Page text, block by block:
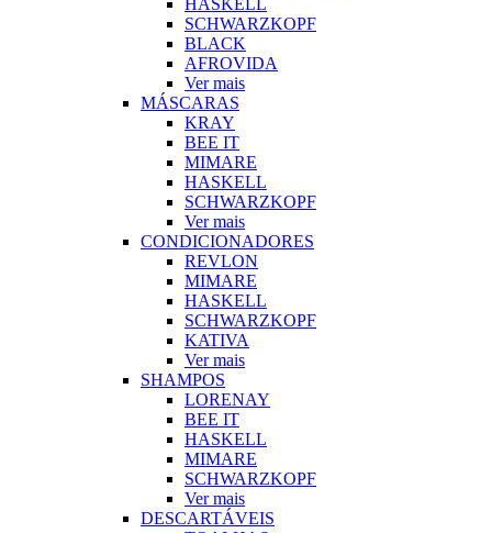
SCHWARZKOPF
BLACK
AFROVIDA
Ver mais
MÁSCARAS
KRAY
BEE IT
MIMARE
HASKELL
SCHWARZKOPF
Ver mais
CONDICIONADORES
REVLON
MIMARE
HASKELL
SCHWARZKOPF
KATIVA
Ver mais
SHAMPOS
LORENAY
BEE IT
HASKELL
MIMARE
SCHWARZKOPF
Ver mais
DESCARTÁVEIS